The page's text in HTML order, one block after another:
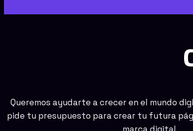
Queremos ayudarte a crecer en el mundo
pide tu presupuesto para crear tu futura